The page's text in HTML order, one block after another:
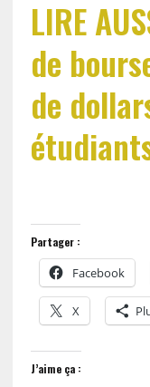
LIRE
de
de
Partager :
Facebook
X
J’aime ça :